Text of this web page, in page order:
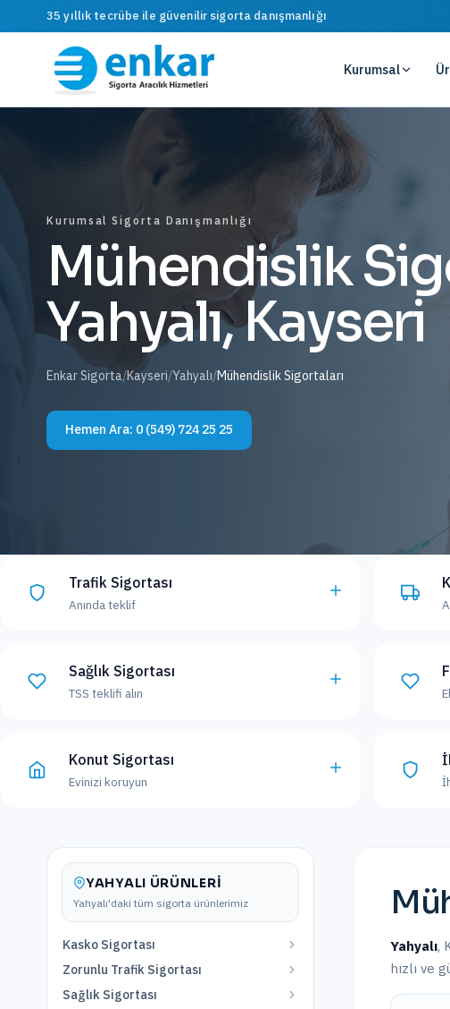
35 yıllık tecrübe ile güvenilir sigorta danışmanlığı
Kurumsal
Kurumsal Sigorta Danışmanlığı
Mühendislik
Yahyalı, Kayseri
Enkar Sigorta/Kayseri/Yahyalı/Mühendislik Sigortaları
Hemen Ara: 0 (549) 724 25 25
Trafik Sigortası
Anında teklif
Sağlık Sigortası
TSS teklifi alın
Konut Sigortası
Evinizi koruyun
YAHYALI ÜRÜNLERI
Yahyalı'daki tüm sigorta ürünlerimiz
Kasko Sigortası
Zorunlu Trafik Sigortası
Sağlık Sigortası
Yahyalı,
hızlı ve